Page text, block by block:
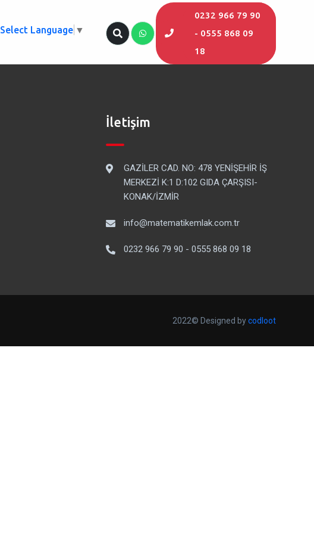
Select Language ▼
0232 966 79 90
- 0555 868 09
18
İletişim
GAZİLER CAD. NO: 478 YENİŞEHİR İŞ
MERKEZİ K:1 D:102 GIDA ÇARŞISI-
KONAK/İZMİR
info@matematikemlak.com.tr
0232 966 79 90 - 0555 868 09 18
2022© Designed bycodloot